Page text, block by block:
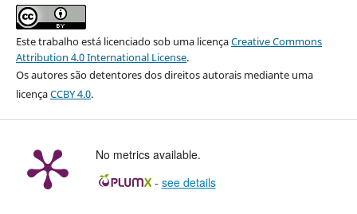
Este trabalho está licenciado sob uma licençaCreative Commons
Attribution 4.0 International License.
Os autores são detentores dos direitos autorais mediante uma
licençaCCBY 4.0.
No metrics available.
- see details